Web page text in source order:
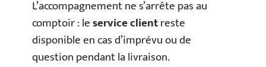
L’accompagnement ne s’arrête pas au
comptoir : leservice clientreste
disponible en cas d’imprévu ou de
question pendant la livraison.